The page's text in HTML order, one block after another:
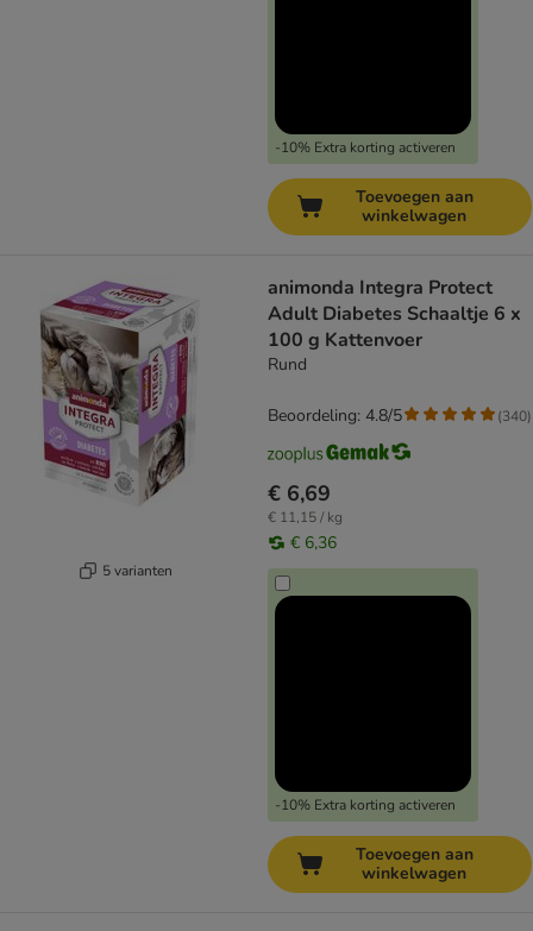
-10% Extra korting activeren
Toevoegen aan
winkelwagen
5 varianten
animonda Integra Protect
Adult Diabetes Schaaltje 6 x
100 g Kattenvoer
Rund
€ 6,69
€ 11,15 / kg
€ 6,36
-10% Extra korting activeren
Beoordeling: 4.8/5 (340)
Toevoegen aan
winkelwagen